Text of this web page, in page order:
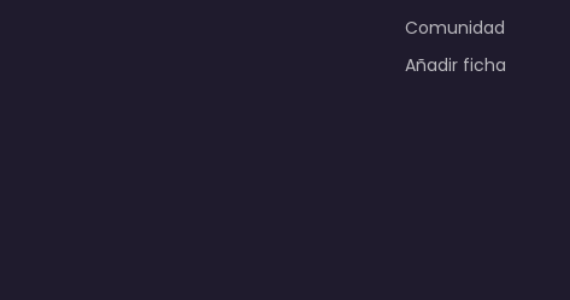
Comunidad
Añadir ficha